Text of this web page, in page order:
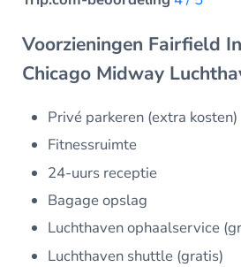
Voorzieningen Fairfield
Chicago Midway
Privé parkeren (extra kosten)
Fitnessruimte
24-uurs receptie
Bagage opslag
Luchthaven ophaalservice
Luchthaven shuttle (gratis)